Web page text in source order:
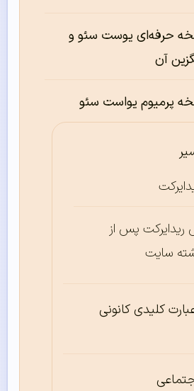
حرفه‌ای یوست سئو و
آن
پرمیوم یواست سئو
ریدایرکت پس از
سایت
کلیدی کانونی